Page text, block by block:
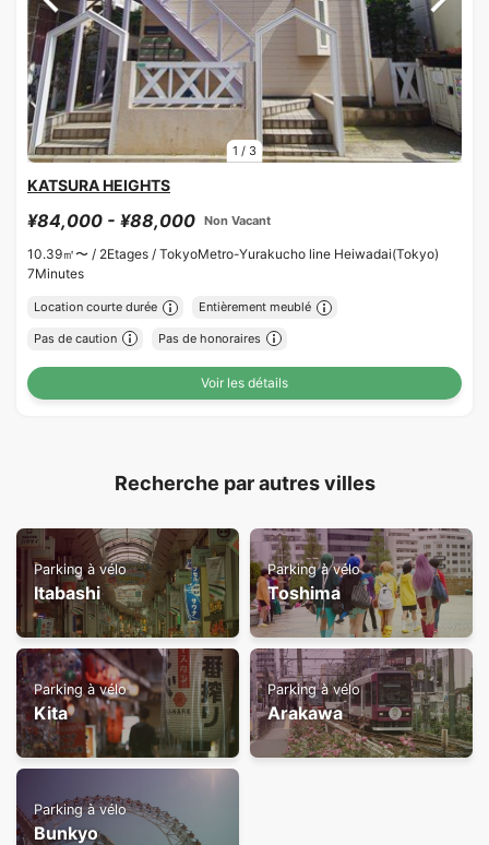
1 / 3
KATSURA HEIGHTS
¥84,000 - ¥88,000 Non Vacant
10.39㎡〜 / 2Etages / TokyoMetro-Yurakucho line Heiwadai(Tokyo)
7Minutes
Location courte durée Entièrement meublé
Pas de caution Pas de honoraires
Voir les détails
Recherche par autres villes
Parking à vélo
Itabashi
Parking à vélo
Toshima
Parking à vélo
Kita
Parking à vélo
Arakawa
Parking à vélo
Bunkyo